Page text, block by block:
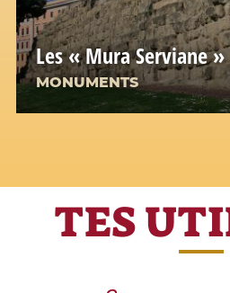
Les « Mura Serviane »
MONUMENTS
TES